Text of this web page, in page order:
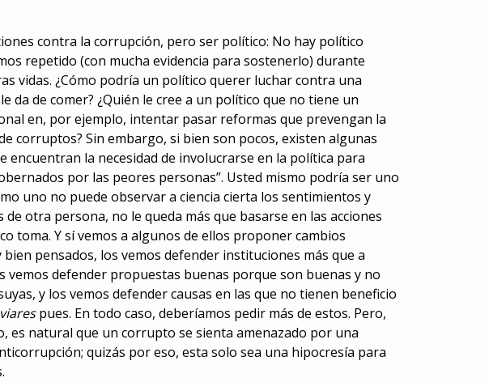
contra la corrupción, pero ser político: No hay político
repetido (con mucha evidencia para sostenerlo) durante
vidas. ¿Cómo podría un político querer luchar contra una
da de comer? ¿Quién le cree a un político que no tiene un
en, por ejemplo, intentar pasar reformas que prevengan la
corruptos? Sin embargo, si bien son pocos, existen algunas
encuentran la necesidad de involucrarse en la política para
por las peores personas”. Usted mismo podría ser uno
uno no puede observar a ciencia cierta los sentimientos y
de otra persona, no le queda más que basarse en las acciones
toma. Y sí vemos a algunos de ellos proponer cambios
bien pensados, los vemos defender instituciones más que a
vemos defender propuestas buenas porque son buenas y no
y los vemos defender causas en las que no tienen beneficio
pues. En todo caso, deberíamos pedir más de estos. Pero,
es natural que un corrupto se sienta amenazado por una
quizás por eso, esta solo sea una hipocresía para